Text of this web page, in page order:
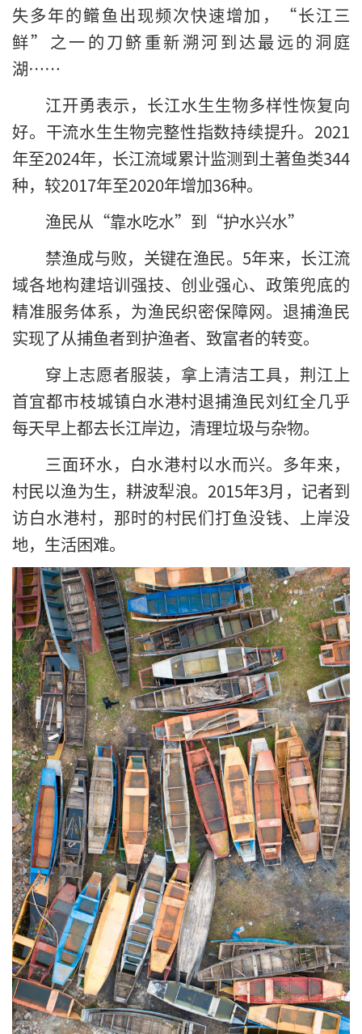
失多年的鳤鱼出现频次快速增加，“长江三
鲜”之一的刀鲚重新溯河到达最远的洞庭
湖……
江开勇表示，长江水生生物多样性恢复向
好。干流水生生物完整性指数持续提升。2021
年至2024年，长江流域累计监测到土著鱼类344
种，较2017年至2020年增加36种。
渔民从“靠水吃水”到“护水兴水”
禁渔成与败，关键在渔民。5年来，长江流
域各地构建培训强技、创业强心、政策兜底的
精准服务体系，为渔民织密保障网。退捕渔民
实现了从捕鱼者到护渔者、致富者的转变。
穿上志愿者服装，拿上清洁工具，荆江上
首宜都市枝城镇白水港村退捕渔民刘红全几乎
每天早上都去长江岸边，清理垃圾与杂物。
三面环水，白水港村以水而兴。多年来，
村民以渔为生，耕波犁浪。2015年3月，记者到
访白水港村，那时的村民们打鱼没钱、上岸没
地，生活困难。